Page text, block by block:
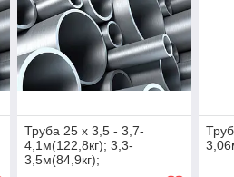
Труба 25 х 3,5 - 3,7-
4,1м(122,8кг); 3,3-
3,5м(84,9кг);